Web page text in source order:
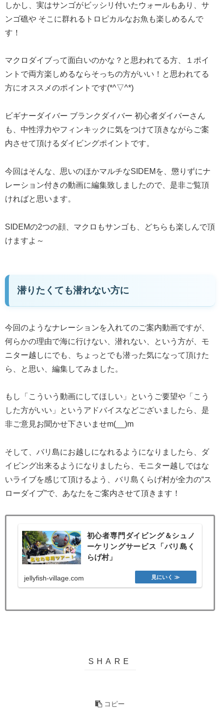
しかし、実はサンゴがビッシリ付いたウォールもあり、サ
ンゴ礁や そこに群れるトロピカルなお魚も楽しめるんで
す！
マクロダイブって面白いのかな？と思われてる方、１ポイ
ントで両方楽しめるならそっちの方がいい！と思われてる
方にオススメのポイントです(*^▽^*)
ビギナーダイバー ブランクダイバー 初心者ダイバーさん
も、中性浮力やフィンキックに気をつけて頂きながらご案
内させて頂けるダイビングポイントです。
今回はそんな、思いのほかマルチなSIDEMを、懲りずにナ
レーション付きの動画に編集致しましたので、是非ご覧頂
ければと思います。
SIDEMの2つの顔、マクロもサンゴも、どちらも楽しんで頂
けますよ～
潜りたくても潜れない方に
今回のようなナレーションを入れてのご案内動画ですが、
何らかの理由で海に行けない、潜れない、という方が、モ
ニター越しにでも、ちょっとでも潜った気になって頂けた
ら、と思い、編集してみました。
もし「こういう動画にしてほしい」というご要望や「こう
した方がいい」というアドバイスなどございましたら、是
非ご意見お聞かせ下さいませm(__)m
そして、バリ島にお越しになれるようになりましたら、ダ
イビング出来るようになりましたら、モニター越しではな
いライブを感じて頂けるよう、バリ島くらげ村が全力の“ス
ローダイブ”で、あなたをご案内させて頂きます！
初心者専門ダイビング＆シュノ
ーケリングサービス「バリ島く
らげ村」
jellyfish-village.com
コピー